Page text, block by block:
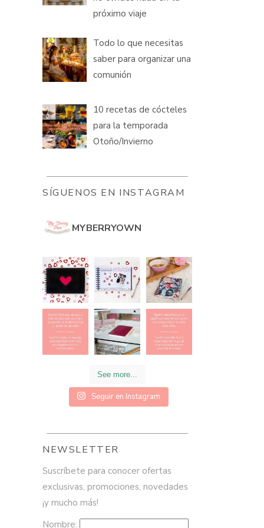
próximo viaje
Todo lo que necesitas
saber para organizar una
comunión
10 recetas de cócteles
para la temporada
Otoño/Invierno
SÍGUENOS EN INSTAGRAM
MYBERRYOWN
See more...
Seguir en Instagram
NEWSLETTER
Suscríbete para conocer ofertas
exclusivas, promociones, novedades
¡y mucho más!
Nombre: